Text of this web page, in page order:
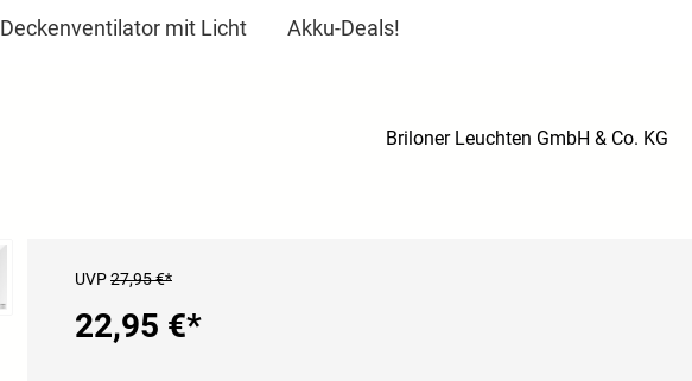
Deckenventilator mit Licht Akku-Deals!
Briloner Leuchten GmbH & Co. KG
UVP27,95 €*
22,95 €*